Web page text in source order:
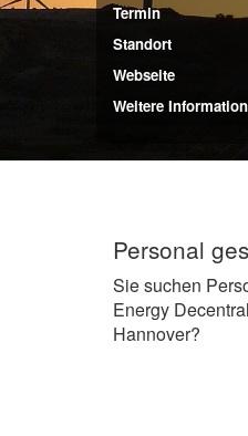
Termin
Standort
Webseite
Weitere
Personal
Sie suchen
Energy
Hannover?